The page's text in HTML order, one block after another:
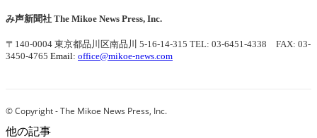
み声新聞社 The Mikoe News Press, Inc.
〒140-0004 東京都品川区南品川 5-16-14-315 TEL: 03-6451-4338 FAX: 03-
3450-4765 Email: office@mikoe-news.com
© Copyright - The Mikoe News Press, Inc.
他の記事